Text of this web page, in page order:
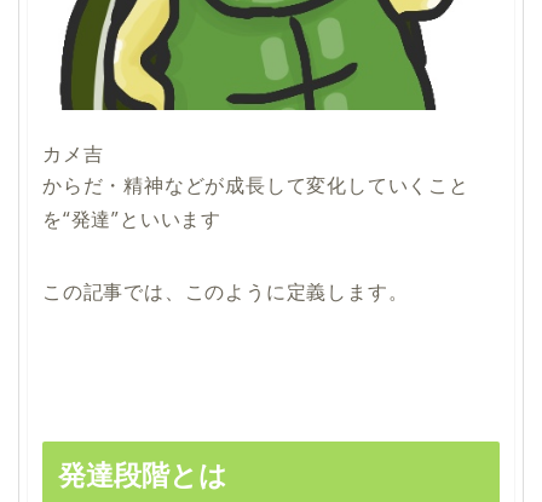
カメ吉
からだ・精神などが成長して変化していくこと
を“発達”といいます
この記事では、このように定義します。
発達段階とは